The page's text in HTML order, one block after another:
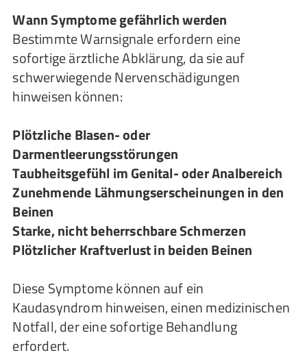
Wann Symptome gefährlich werden
Bestimmte Warnsignale erfordern eine
sofortige ärztliche Abklärung, da sie auf
schwerwiegende Nervenschädigungen
hinweisen können:
Plötzliche Blasen- oder
Darmentleerungsstörungen
Taubheitsgefühl im Genital- oder Analbereich
Zunehmende Lähmungserscheinungen in den
Beinen
Starke, nicht beherrschbare Schmerzen
Plötzlicher Kraftverlust in beiden Beinen
Diese Symptome können auf ein
Kaudasyndrom hinweisen, einen medizinischen
Notfall, der eine sofortige Behandlung
erfordert.